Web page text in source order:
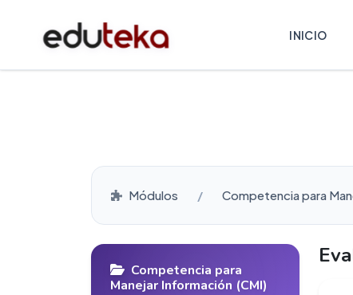
INICIO
Módulos Competencia para
Competencia para
Manejar Información (CMI)